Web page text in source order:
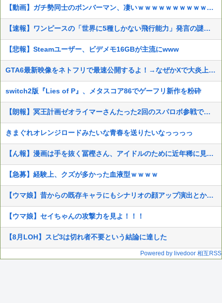
【動画】ガチ勢同士のボンバーマン、凄いｗｗｗｗｗｗｗｗｗｗｗｗ
【速報】ワンピースの「世界に5種しかない飛行能力」発言の謎が解けるWWW
【悲報】Steamユーザー、ビデメモ16GBが主流にwww
GTA6最新映像をネトフリで最速公開するよ！→なぜかXで大炎上中wwwwwwwwwwww
switch2版『Lies of P』、メタスコア86でゲーフリ新作を粉砕
【朗報】冥王計画ゼオライマーさんたった2回のスパロボ参戦で大人気ロボ作品にｗｗ
きまぐれオレンジロードみたいな青春を送りたいなっっっっ
【ん報】漫画は手を抜く冨樫さん、アイドルのために近年稀に見る美麗イラストを描くww
【急募】経験上、クズが多かった血液型ｗｗｗｗ
【ウマ娘】昔からの既存キャラにもシナリオの顔アップ演出とか追加してください
【ウマ娘】セイちゃんの攻撃力を見よ！！！
【8月LOH】スピ3は切れ者不要という結論に達した
Powered by livedoor 相互RSS